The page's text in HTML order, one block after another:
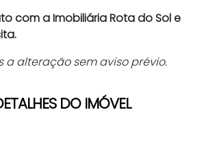
com a Imobiliária Rota do Sol e
a alteração sem aviso prévio.
DO IMÓVEL